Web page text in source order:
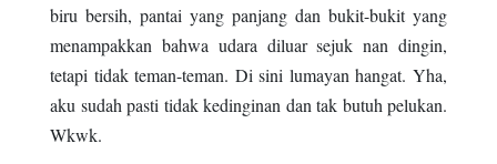
biru bersih, pantai yang panjang dan bukit-bukit yang
menampakkan bahwa udara diluar sejuk nan dingin,
tetapi tidak teman-teman. Di sini lumayan hangat. Yha,
aku sudah pasti tidak kedinginan dan tak butuh pelukan.
Wkwk.